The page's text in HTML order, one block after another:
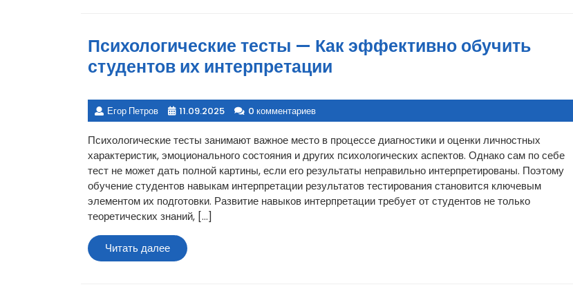
Психологические тесты — Как эффективно обучить
студентов их интерпретации
Егор Петров 11.09.2025 0 комментариев
Психологические тесты занимают важное место в процессе диагностики и оценки личностных
характеристик, эмоционального состояния и других психологических аспектов. Однако сам по себе
тест не может дать полной картины, если его результаты неправильно интерпретированы. Поэтому
обучение студентов навыкам интерпретации результатов тестирования становится ключевым
элементом их подготовки. Развитие навыков интерпретации требует от студентов не только
теоретических знаний, […]
Читать далееЧитать
далее